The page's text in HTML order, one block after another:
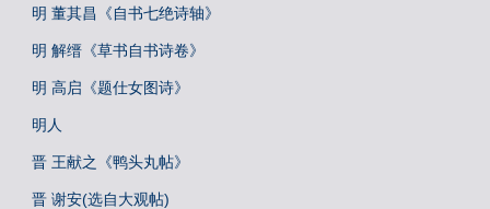
明 董其昌《自书七绝诗轴》
明 解缙《草书自书诗卷》
明 高启《题仕女图诗》
明人
晋 王献之《鸭头丸帖》
晋 谢安(选自大观帖)